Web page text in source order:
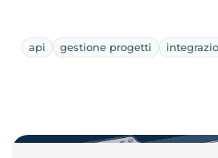
api gestione progetti